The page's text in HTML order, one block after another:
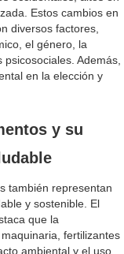
Estos cambios en
diversos factores,
el género, la
Además,
en la elección y
y su
también representan
y sostenible. El
que la
fertilizantes
ambiental y el uso